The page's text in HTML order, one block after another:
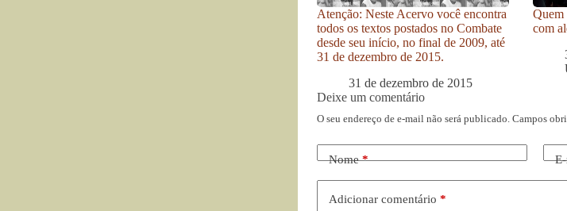
Atenção: Neste Acervo você encontra
todos os textos postados no Combate
desde seu início, no final de 2009, até
31 de dezembro de 2015.
31 de dezembro de 2015
Quem
com
Deixe um comentário
O seu endereço de e-mail não será publicado. Campos
Nome*
Adicionar comentário *